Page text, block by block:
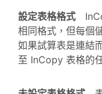
設定表格格式
相同格式，但每個
如果試算表是連結
至 InCopy 表格的